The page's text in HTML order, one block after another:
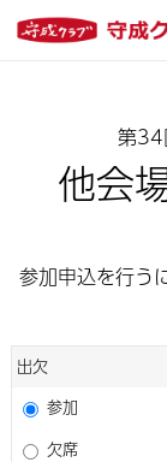
第34
他会
参加申込を行う
出欠
参加
欠席